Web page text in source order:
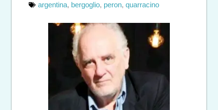
argentina, bergoglio, peron, quarracino